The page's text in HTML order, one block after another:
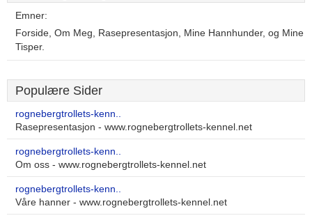
Emner:
Forside, Om Meg, Rasepresentasjon, Mine Hannhunder, og Mine
Tisper.
Populære Sider
rognebergtrollets-kenn..
Rasepresentasjon - www.rognebergtrollets-kennel.net
rognebergtrollets-kenn..
Om oss - www.rognebergtrollets-kennel.net
rognebergtrollets-kenn..
Våre hanner - www.rognebergtrollets-kennel.net